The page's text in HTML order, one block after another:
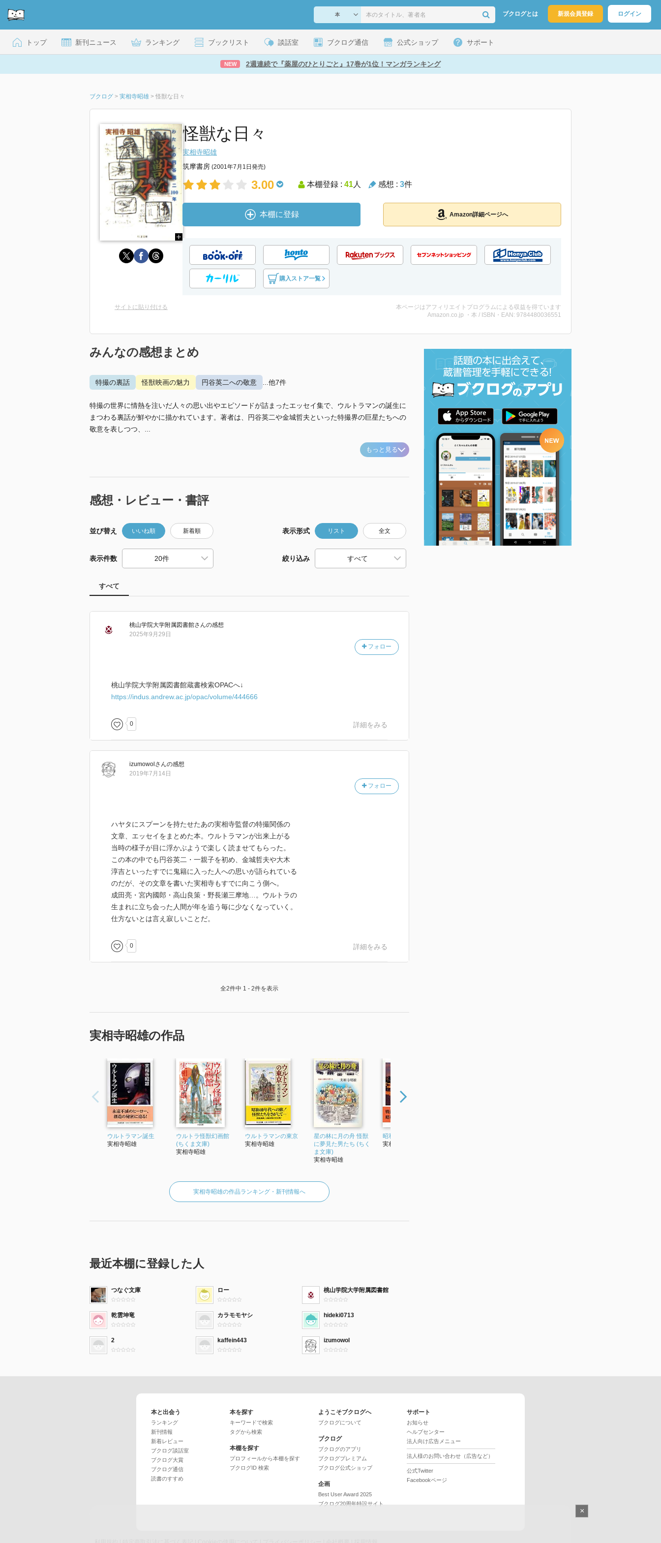
ブクログとは 新規会員登録 ログイン
トップ 新刊ニュース ランキング ブックリスト 談話室 ブクログ通信 公式ショップ サポート
NEW 2週連続で『薬屋のひとりごと』17巻が1位！マンガランキング
ブクログ > 実相寺昭雄 > 怪獣な日々
怪獣な日々
実相寺昭雄
筑摩書房 (2001年7月1日発売)
3.00 本棚登録 : 41人 感想 : 3件
本棚に登録 Amazon詳細ページへ
購入ストア一覧
サイトに貼り付ける
本ページはアフィリエイトプログラムによる収益を得ています
Amazon.co.jp ・本 / ISBN・EAN: 9784480036551
みんなの感想まとめ
特撮の裏話 怪獣映画の魅力 円谷英二への敬意 ...他7件
特撮の世界に情熱を注いだ人々の思い出やエピソードが詰まったエッセイ集で、ウルトラマンの誕生に
まつわる裏話が鮮やかに描かれています。著者は、円谷英二や金城哲夫といった特撮界の巨星たちへの
敬意を表しつつ、...
もっと見る
感想・レビュー・書評
並び替え いいね順 新着順 表示形式 リスト 全文
表示件数 絞り込み
すべて
桃山学院大学附属図書館さんの感想
フォロー
2025年9月29日
桃山学院大学附属図書館蔵書検索OPACへ↓
https://indus.andrew.ac.jp/opac/volume/444666
0 詳細をみる
izumowol さんの感想
フォロー
2019年7月14日
ハヤタにスプーンを持たせたあの実相寺監督の特撮関係の
文章、エッセイをまとめた本。ウルトラマンが出来上がる
当時の様子が目に浮かぶようで楽しく読ませてもらった。
この本の中でも円谷英二・一親子を初め、金城哲夫や大木
淳吉といったすでに鬼籍に入った人への思いが語られている
のだが、その文章を書いた実相寺もすでに向こう側へ。
成田亮・宮内國郎・高山良策・野長瀬三摩地…。ウルトラの
生まれに立ち会った人間が年を追う毎に少なくなっていく。
仕方ないとは言え寂しいことだ。
0 詳細をみる
全2件中 1 - 2件を表示
実相寺昭雄の作品
ウルトラマン誕生
実相寺昭雄
ウルトラ怪獣幻画館
(ちくま文庫)
実相寺昭雄
ウルトラマンの東京
実相寺昭雄
星の林に月の舟 怪獣
に夢見た男たち (ちく
ま文庫)
実相寺昭雄
昭和電車少年
実相寺昭雄
実相寺昭雄の作品ランキング・新刊情報へ
最近本棚に登録した人
つなぐ文庫 ロー 桃山学院大学附属図書館
乾雲坤竜 カラモモヤシ hideki0713
2 kaffein443 izumowol
本と出会う
ランキング
新刊情報
新着レビュー
ブクログ談話室
ブクログ大賞
ブクログ通信
読書のすすめ
本を探す
キーワードで検索
タグから検索
本棚を探す
プロフィールから本棚を探す
ブクログID 検索
ようこそブクログへ
ブクログについて
ブクログ
ブクログのアプリ
ブクログプレミアム
ブクログ公式ショップ
企画
Best User Award 2025
ブクログ20周年特設サイト
サポート
お知らせ
ヘルプセンター
法人向け広告メニュー
法人様のお問い合わせ（広告など）
公式Twitter
Facebookページ
×